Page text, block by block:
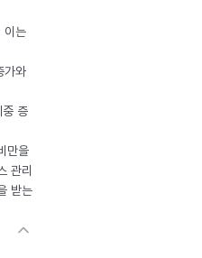
이는
가와
중 증
만을
관리
받는